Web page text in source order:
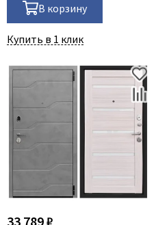
В корзину
Купить в 1 клик
33 789 ₽